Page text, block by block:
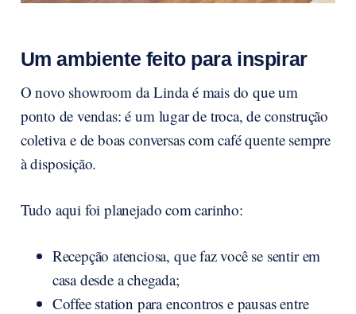
Um ambiente feito para inspirar
O novo showroom da Linda é mais do que um
ponto de vendas: é um lugar de troca, de construção
coletiva e de boas conversas com café quente sempre
à disposição.
Tudo aqui foi planejado com carinho:
Recepção atenciosa, que faz você se sentir em
casa desde a chegada;
Coffee station para encontros e pausas entre